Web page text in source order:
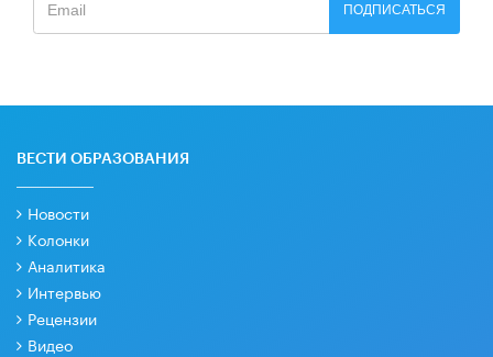
ПОДПИСАТЬСЯ
ВЕСТИ ОБРАЗОВАНИЯ
Новости
Колонки
Аналитика
Интервью
Рецензии
Видео